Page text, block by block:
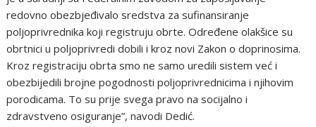
redovno obezbjeđivalo sredstva za sufinansiranje
poljoprivrednika koji registruju obrte. Određene olakšice su
obrtnici u poljoprivredi dobili i kroz novi Zakon o doprinosima.
Kroz registraciju obrta smo ne samo uredili sistem već i
obezbijedili brojne pogodnosti poljoprivrednicima i njihovim
porodicama. To su prije svega pravo na socijalno i
zdravstveno osiguranje”, navodi Dedić.